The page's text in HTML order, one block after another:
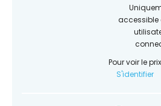
accessible
Pour voir le prix
S'identifier